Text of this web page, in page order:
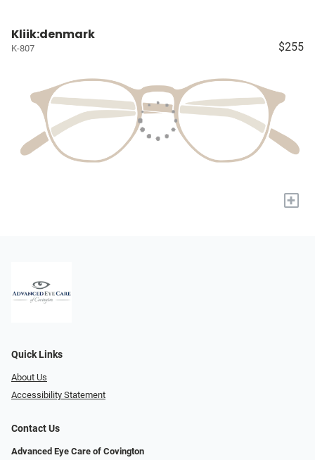
Kliik:denmark
K-807 $255
+
Quick Links
About Us
Accessibility Statement
Contact Us
Advanced Eye Care of Covington